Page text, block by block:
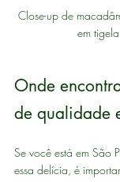
Close-up de
em
Onde
de qualidade
Se você está em São
essa delícia, é